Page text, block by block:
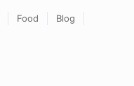
Food
Blog